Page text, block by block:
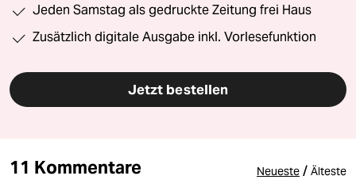
Jeden Samstag als gedruckte Zeitung frei Haus
Zusätzlich digitale Ausgabe inkl. Vorlesefunktion
Jetzt bestellen
11 Kommentare Neueste / Älteste